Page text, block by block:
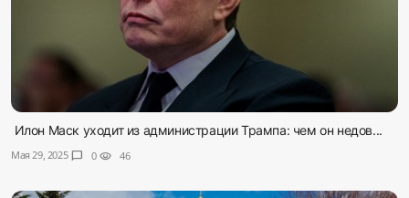
Илон Маск уходит из администрации Трампа: чем он недов...
Мая 29, 2025 chat_bubble 0 visibility 46